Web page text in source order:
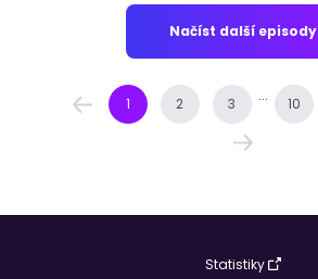
Načíst další episody
1 2 3 ... 10
Statistiky